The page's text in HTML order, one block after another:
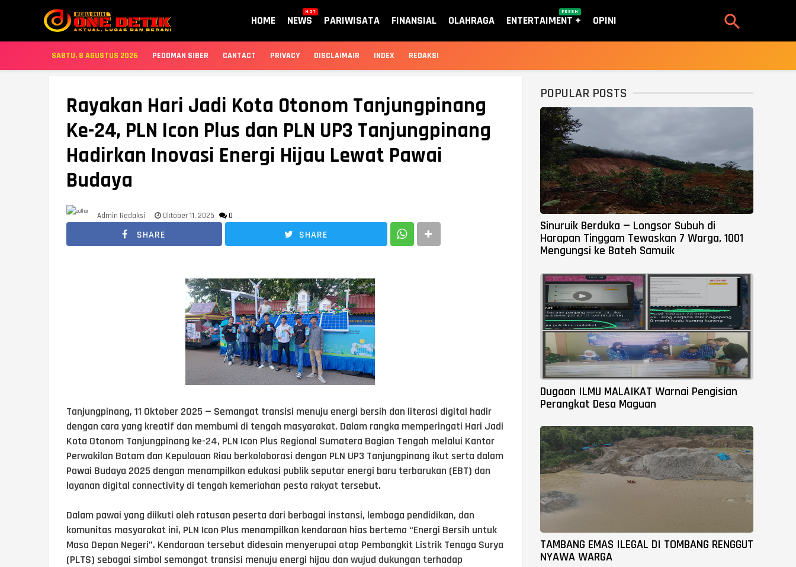
HOME NEWS
HOT
PARIWISATA FINANSIAL OLAHRAGA ENTERTAIMENT
FRESH
OPINI 
SABTU, 8 AGUSTUS 2026 PEDOMAN SIBER CANTACT PRIVACY DISCLAIMAIR INDEX REDAKSI
Rayakan Hari Jadi Kota Otonom Tanjungpinang
Ke-24, PLN Icon Plus dan PLN UP3 Tanjungpinang
Hadirkan Inovasi Energi Hijau Lewat Pawai
Budaya
Admin Redaksi Oktober 11, 2025 0
SHARE SHARE
Tanjungpinang, 11 Oktober 2025 — Semangat transisi menuju energi bersih dan literasi digital hadir
dengan cara yang kreatif dan membumi di tengah masyarakat. Dalam rangka memperingati Hari Jadi
Kota Otonom Tanjungpinang ke-24, PLN Icon Plus Regional Sumatera Bagian Tengah melalui Kantor
Perwakilan Batam dan Kepulauan Riau berkolaborasi dengan PLN UP3 Tanjungpinang ikut serta dalam
Pawai Budaya 2025 dengan menampilkan edukasi publik seputar energi baru terbarukan (EBT) dan
layanan digital connectivity di tengah kemeriahan pesta rakyat tersebut.
Dalam pawai yang diikuti oleh ratusan peserta dari berbagai instansi, lembaga pendidikan, dan
komunitas masyarakat ini, PLN Icon Plus menampilkan kendaraan hias bertema “Energi Bersih untuk
Masa Depan Negeri”. Kendaraan tersebut didesain menyerupai atap Pembangkit Listrik Tenaga Surya
(PLTS) sebagai simbol semangat transisi menuju energi hijau dan wujud dukungan terhadap
POPULAR POSTS
Sinuruik Berduka — Longsor Subuh di
Harapan Tinggam Tewaskan 7 Warga, 1001
Mengungsi ke Bateh Samuik
Dugaan ILMU MALAIKAT Warnai Pengisian
Perangkat Desa Maguan
TAMBANG EMAS ILEGAL DI TOMBANG RENGGUT
NYAWA WARGA